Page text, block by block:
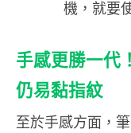
機，就要
手感更勝一代
仍易黏指紋
至於手感方面，